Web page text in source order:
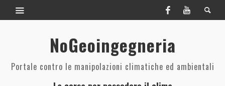
NoGeoingegneria
Portale contro le manipolazioni climatiche ed ambientali